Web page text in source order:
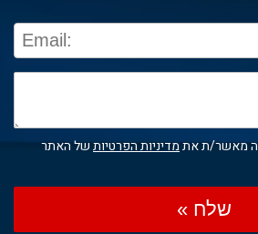
ה מאשר/ת אתמדיניות הפרטיותשל האתר
שלח »